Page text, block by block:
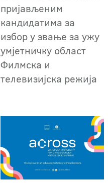
пријављеним
кандидатима за
избор у звање за ужу
умјетничку област
Филмска и
телевизијска режија